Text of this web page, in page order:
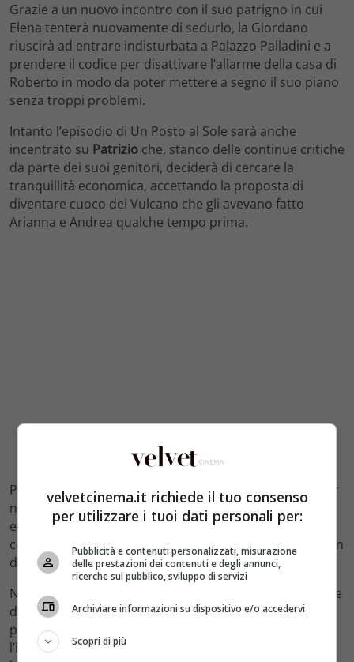
Grazie a un nuovo incontro con il suo patrigno in cui
Elena tenterà nuovamente di sedurlo, la Giordano
riuscirà ad entrare indisturbata a Palazzo Palladini e a
prendere il codice per disattivare l’allarme della casa di
Roberto in modo da poter mettere a segno il suo piano
senza troppi problemi.
Intanto l’episodio di Un Posto al Sole sarà anche
incentrato su Patrizio che, stanco delle continue critiche
da parte dei suoi genitori, deciderà di cercare la
tranquillità economica, accettando la proposta di
diventare cuoco del Vulcano che gli avevano fatto
Arianna e Andrea qualche tempo prima.
Patrizio, però, si renderà ben presto conto che non per
nulla semplice essere uno chef, e gestire le proprie
esigenze con quelle dei clienti e soprattutto della
complicata Arianna che spesso e volentieri lo metterà in
difficoltà.
Nel frattempo, sempre nella puntata di Un Posto al Sole
di stasera, vedremo cheFrancoavrà finalmente la
possibilità di incontrare Bianca da solo, senza
l’ingombrante presenza di Angela, ma proprio durante
velvetcinema.it richiede il tuo consenso
per utilizzare i tuoi dati personali per:
Pubblicità e contenuti personalizzati, misurazione
delle prestazioni dei contenuti e degli annunci,
ricerche sul pubblico, sviluppo di servizi
Archiviare informazioni su dispositivo e/o accedervi
Scopri di più